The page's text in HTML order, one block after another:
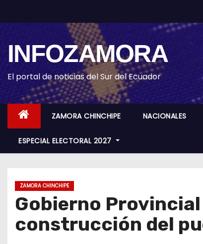
k
o
INFOZAMORA
El portal de noticias del Sur del Ecuador
ZAMORA CHINCHIPE NACIONALES
ESPECIAL ELECTORAL 2027
ZAMORA CHINCHIPE
Gobierno
construcción del